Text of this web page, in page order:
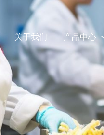
关于我们 产品中心